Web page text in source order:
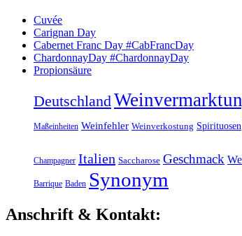
Cuvée
Carignan Day
Cabernet Franc Day #CabFrancDay
ChardonnayDay #ChardonnayDay
Propionsäure
Deutschland
Maßeinheiten Weinfehler Weinverkostung Spirituosen
Champagner Italien Saccharose Geschmack
Barrique Baden Synonym
Anschrift & Kontakt: